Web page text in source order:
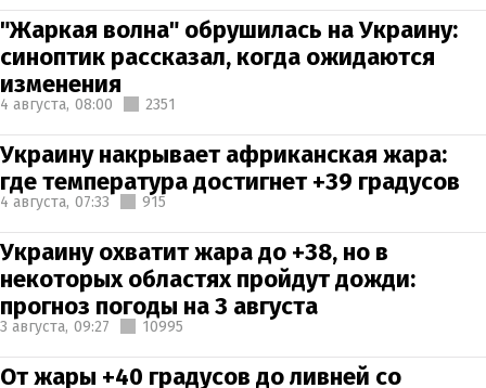
"Жаркая волна" обрушилась на Украину:
синоптик рассказал, когда ожидаются
изменения
4 августа, 08:00 2351
Украину накрывает африканская жара:
где температура достигнет +39 градусов
4 августа, 07:33 915
Украину охватит жара до +38, но в
некоторых областях пройдут дожди:
прогноз погоды на 3 августа
3 августа, 09:27 10995
От жары +40 градусов до ливней со